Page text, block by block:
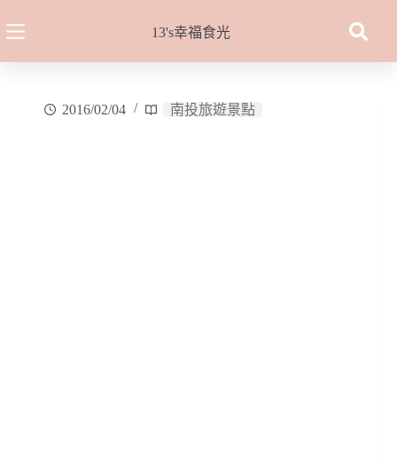
至
13's幸福食光
2016/02/04 南投旅遊景點